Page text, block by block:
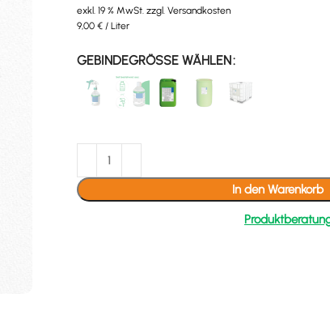
exkl. 19 % MwSt. zzgl. Versandkosten
9,00 € / Liter
GEBINDEGRÖSSE WÄHLEN
In den Warenkorb